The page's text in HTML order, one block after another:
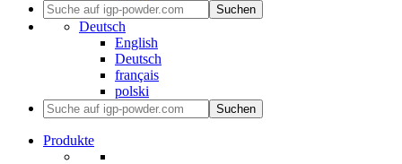
Suchen
Deutsch
English
Deutsch
français
polski
Suchen
Produkte